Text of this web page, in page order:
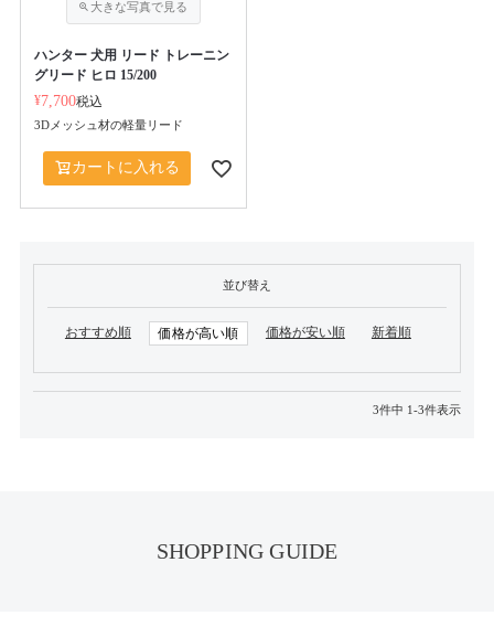
ハンター 犬用 リード トレーニン
グリード ヒロ 15/200
¥7,700税込
3Dメッシュ材の軽量リード
カートに入れる
並び替え
おすすめ順 価格が高い順 価格が安い順 新着順
3件中 1-3件表示
SHOPPING GUIDE